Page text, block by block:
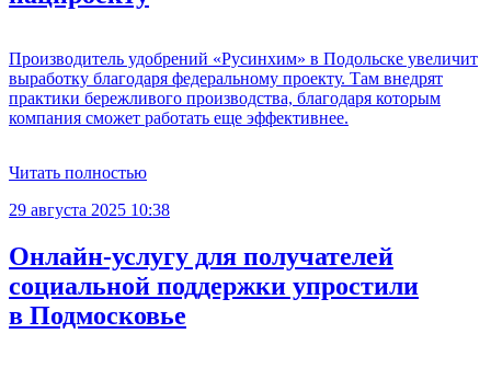
Производитель удобрений «Русинхим» в Подольске увеличит
выработку благодаря федеральному проекту. Там внедрят
практики бережливого производства, благодаря которым
компания сможет работать еще эффективнее.
Читать полностью
29 августа 2025 10:38
Онлайн-услугу для получателей
социальной поддержки упростили
в Подмосковье